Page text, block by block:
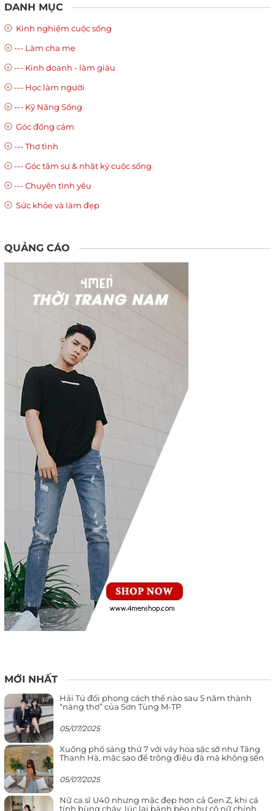
DANH MỤC
Kinh nghiệm cuộc sống
--- Làm cha mẹ
--- Kinh doanh - làm giàu
--- Học làm người
--- Kỹ Năng Sống
Góc đồng cảm
--- Thơ tình
--- Góc tâm sự & nhật ký cuộc sống
--- Chuyện tình yêu
Sức khỏe và làm đẹp
QUẢNG CÁO
MỚI NHẤT
Hải Tú đổi phong cách thế nào sau 5 năm thành
“nàng thơ” của Sơn Tùng M-TP
05/07/2025
Xuống phố sáng thứ 7 với váy hoa sặc sỡ như Tăng
Thanh Hà, mặc sao để trông điệu đà mà không sến
05/07/2025
Nữ ca sĩ U40 nhưng mặc đẹp hơn cả Gen Z, khi cá
tính bùng cháy, lúc lại bánh bèo như cô nữ chính